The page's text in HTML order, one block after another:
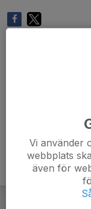
Vi använder
webbplats
även för